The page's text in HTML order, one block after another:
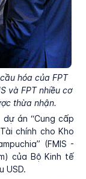
hóa của FPT
và FPT nhiều cơ
thừa nhận.
án “Cung cấp
chính cho Kho
(FMIS -
của Bộ Kinh tế
USD.